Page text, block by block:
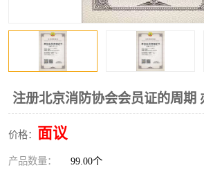
注册北京消防协会会员证的周期
价格： 面议
产品数量： 99.00个